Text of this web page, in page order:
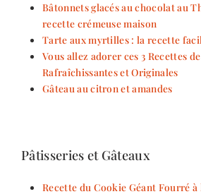
Bâtonnets glacés au chocolat au
recette crémeuse maison
Tarte aux myrtilles : la recette
Vous allez adorer ces 3 Recettes
Rafraîchissantes et Originales
Gâteau au citron et amandes
Pâtisseries et Gâteaux
Recette du Cookie Géant Fourré